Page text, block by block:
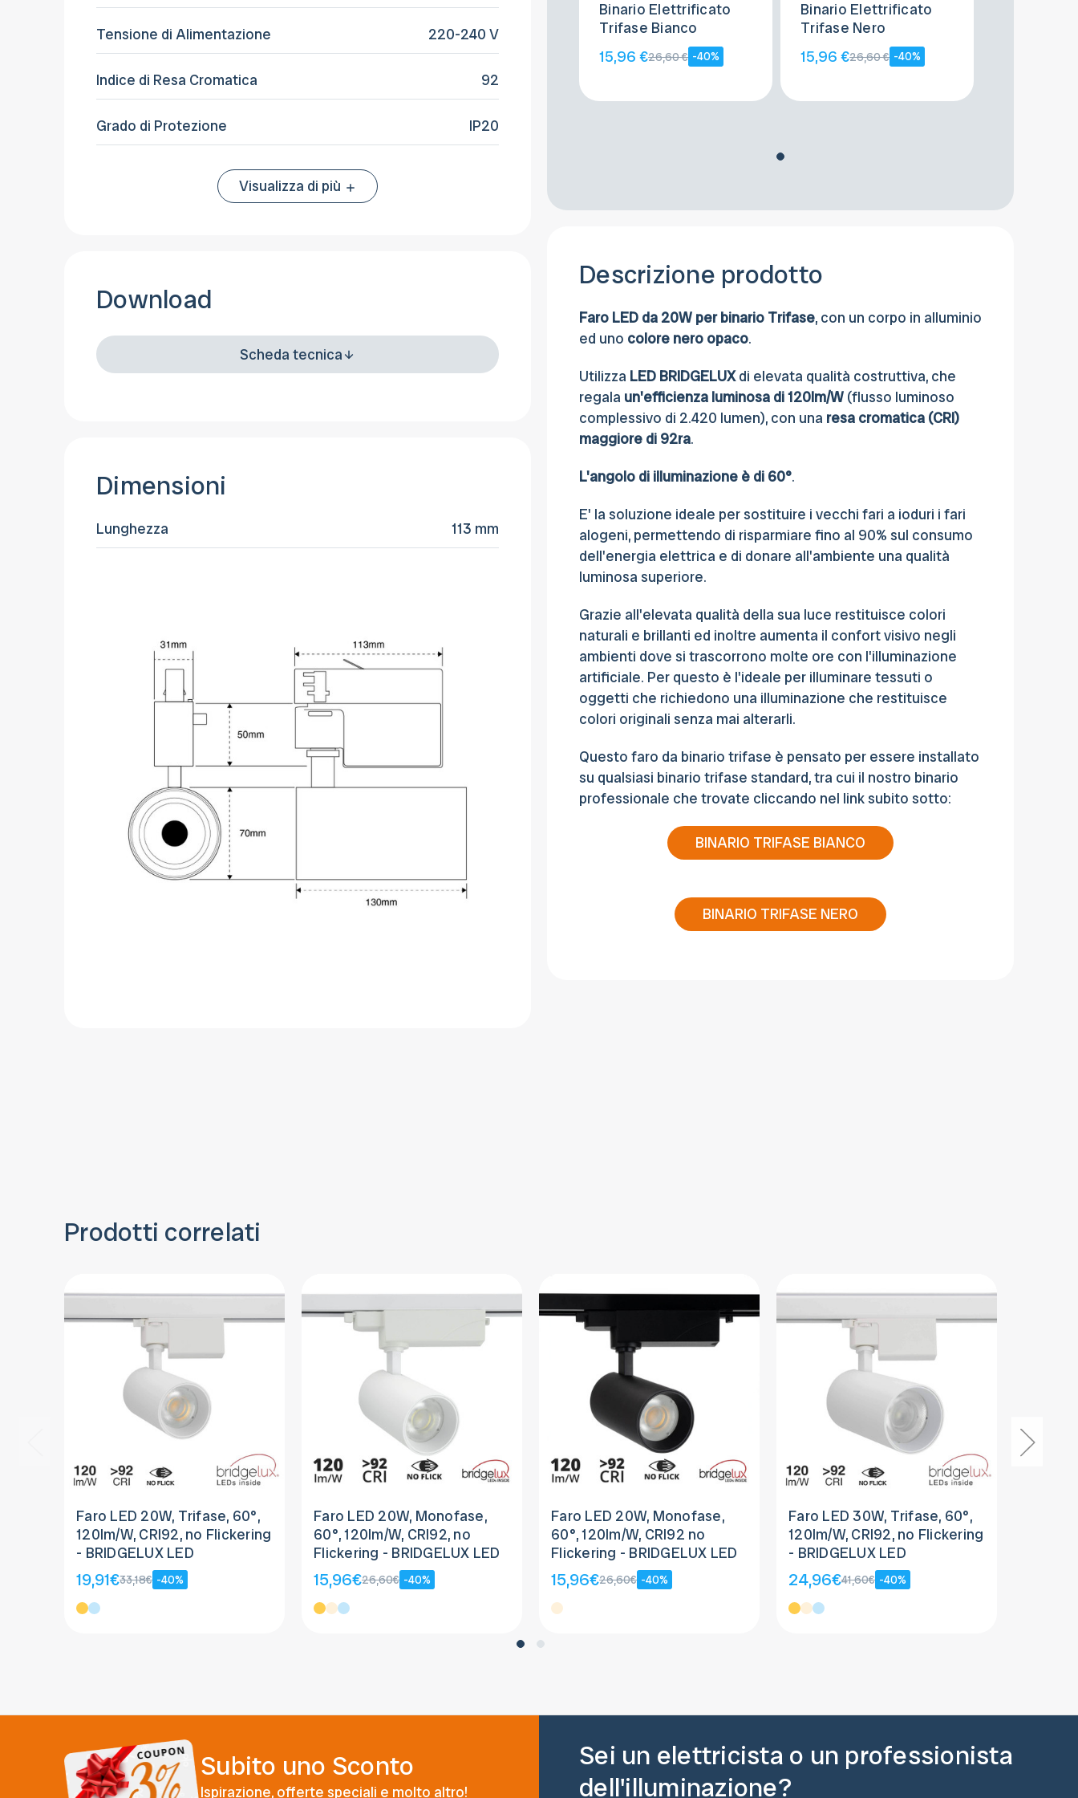
Tensione di Alimentazione 220-240 V
Indice di Resa Cromatica 92
Grado di Protezione IP20
Visualizza di più
Download
Scheda tecnica
Dimensioni
Lunghezza 113 mm
Binario Elettrificato
Trifase Bianco
15,96 €26,60 € -40%
Binario Elettrificato
Trifase Nero
15,96 €26,60 € -40%
Descrizione prodotto
Faro LED da 20W per binario Trifase, con un corpo in alluminio
ed uno colore nero opaco.
Utilizza LED BRIDGELUXdi elevata qualità costruttiva, che
regala un'efficienza luminosa di 120lm/W (flusso luminoso
complessivo di 2.420 lumen), con una resa cromatica (CRI)
maggiore di 92ra.
L'angolo di illuminazione è di 60°.
E' la soluzione ideale per sostituire i vecchi fari a ioduri i fari
alogeni, permettendo di risparmiare fino al 90% sul consumo
dell'energia elettrica e di donare all'ambiente una qualità
luminosa superiore.
Grazie all'elevata qualità della sua luce restituisce colori
naturali e brillanti ed inoltre aumenta il confort visivo negli
ambienti dove si trascorrono molte ore con l'illuminazione
artificiale. Per questo è l'ideale per illuminare tessuti o
oggetti che richiedono una illuminazione che restituisce
colori originali senza mai alterarli.
Questo faro da binario trifase è pensato per essere installato
su qualsiasi binario trifase standard, tra cui il nostro binario
professionale che trovate cliccando nel link subito sotto:
BINARIO TRIFASE BIANCO
BINARIO TRIFASE NERO
Prodotti correlati
Faro LED 20W, Trifase, 60°,
120lm/W, CRI92, no Flickering
- BRIDGELUX LED
19,91€33,18€ -40%
Faro LED 20W, Monofase,
60°, 120lm/W, CRI92, no
Flickering - BRIDGELUX LED
15,96€26,60€ -40%
Faro LED 20W, Monofase,
60°, 120lm/W, CRI92 no
Flickering - BRIDGELUX LED
15,96€26,60€ -40%
Faro LED 30W, Trifase, 60°,
120lm/W, CRI92, no Flickering
- BRIDGELUX LED
24,96€41,60€ -40%
Subito uno Sconto
Ispirazione, offerte speciali e molto altro!
Sei un elettricista o un professionista
dell'illuminazione?